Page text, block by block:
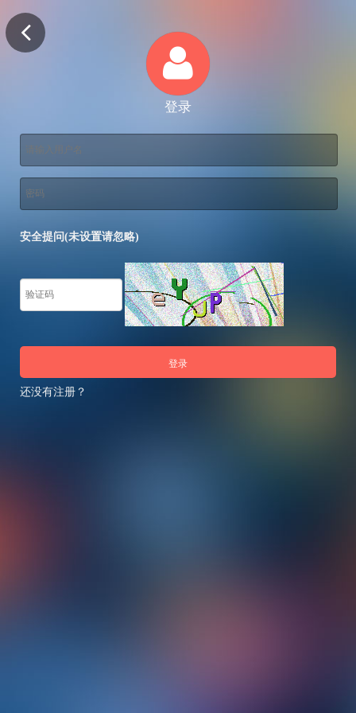
登录
安全提问(未设置请忽略)
登录
还没有注册？